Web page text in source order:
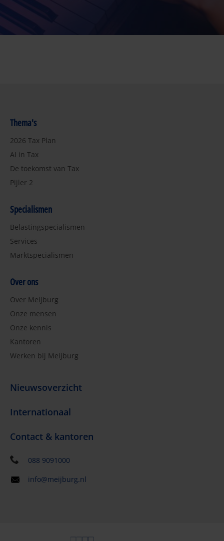
Thema's
2026 Tax Plan
AI in Tax
De toekomst van Tax
Pijler 2
Specialismen
Belastingspecialismen
Services
Marktspecialismen
Over ons
Over Meijburg
Onze mensen
Onze kennis
Kantoren
Werken bij Meijburg
Nieuwsoverzicht
Internationaal
Contact & kantoren
088 9091000
info@meijburg.nl